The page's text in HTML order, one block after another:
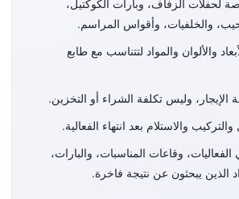
لحفلات الزفاف، وبارات الكوكتيل،
والخلفيات، وأقواس المراسم.
والألوان والمواد لتتناسب مع طابع
الإيجار، وليس تكلفة الشراء أو التخزين.
والاستلام بعد انتهاء الفعالية.
وقاعات المناسبات، والبارات،
الذين يبحثون عن نتيجة فاخرة.